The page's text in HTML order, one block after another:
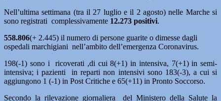
Nell’ultima settimana (tra il 27 luglio e il 2 agosto) nelle Marche si
sono registrati complessivamente 12.273 positivi.
558.806(+ 2.445) il numero di persone guarite o dimesse dagli
ospedali marchigiani nell’ambito dell’emergenza Coronavirus.
198(-1) sono i ricoverati ,di cui 8(+1) in intensiva, 7(+1) in semi-
intensiva; i pazienti in reparti non intensivi sono 183(-3), a cui si
aggiungono 1 (-1) in Post Critiche e 65(+11) in Pronto Soccorso.
Secondo la rilevazione giornaliera del Ministero della Salute la